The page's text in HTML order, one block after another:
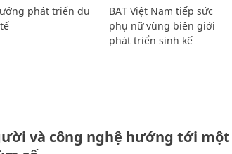
phát triển du
BAT Việt Nam tiếp sức
phụ nữ vùng biên giới
phát triển sinh kế
và công nghệ hướng tới một